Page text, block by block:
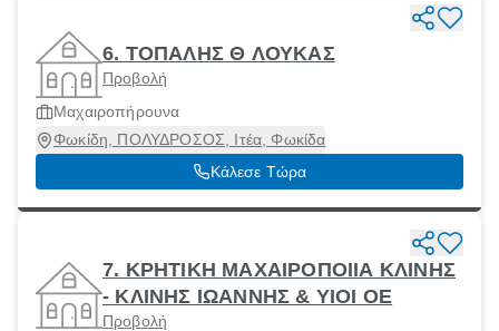
6. ΤΟΠΑΛΗΣ Θ ΛΟΥΚΑΣ
Προβολή
Μαχαιροπήρουνα
Φωκίδη, ΠΟΛΥΔΡΟΣΟΣ, Ιτέα, Φωκίδα
Κάλεσε Τώρα
7. ΚΡΗΤΙΚΗ ΜΑΧΑΙΡΟΠΟΙΙΑ ΚΛΙΝΗΣ
- ΚΛΙΝΗΣ ΙΩΑΝΝΗΣ & ΥΙΟΙ ΟΕ
Προβολή